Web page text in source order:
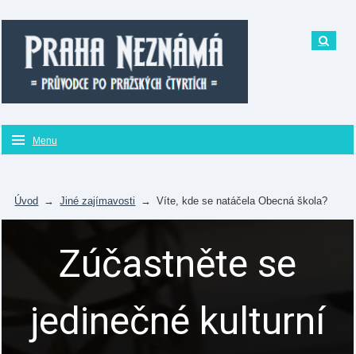
Menu
Úvod → Jiné zajímavosti → Víte, kde se natáčela Obecná škola?
Zúčastněte se
jedinečné kulturní